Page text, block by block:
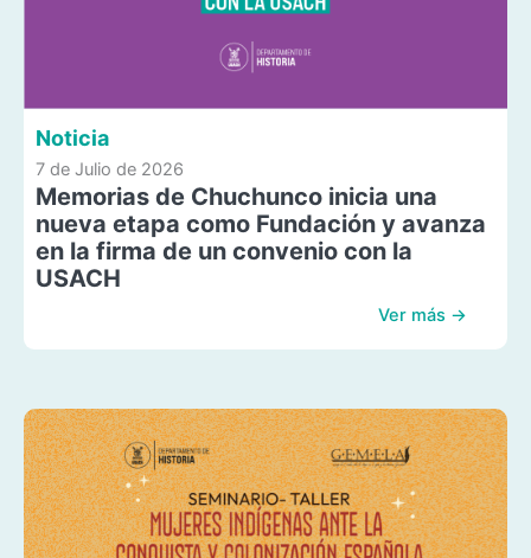
Noticia
7 de Julio de 2026
Memorias de Chuchunco inicia una
nueva etapa como Fundación y avanza
en la firma de un convenio con la
USACH
Ver más →